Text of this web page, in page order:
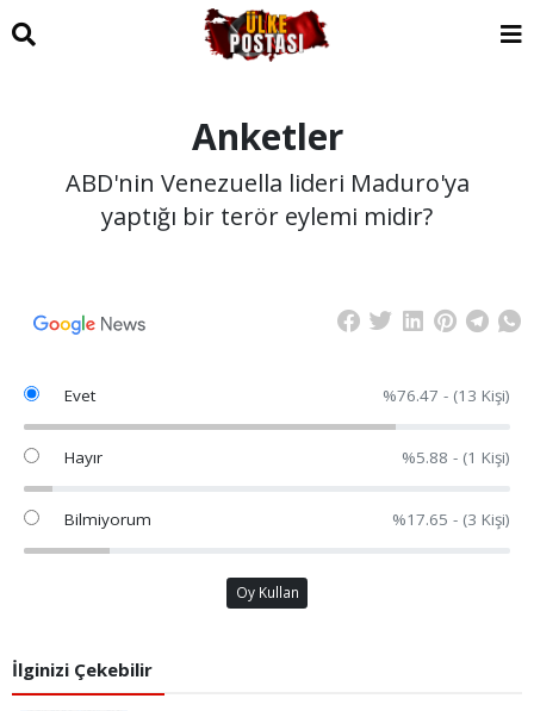
Anketler
ABD'nin Venezuella lideri Maduro'ya
yaptığı bir terör eylemi midir?
Evet %76.47 - (13 Kişi)
Hayır %5.88 - (1 Kişi)
Bilmiyorum %17.65 - (3 Kişi)
Oy Kullan
İlginizi Çekebilir